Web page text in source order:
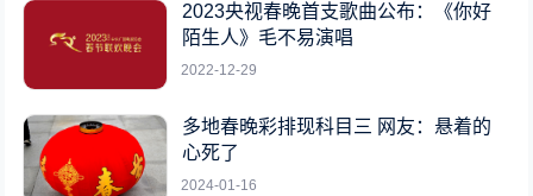
2023央视春晚首支歌曲公布：《你好
陌生人》毛不易演唱
2022-12-29
多地春晚彩排现科目三 网友：悬着的
心死了
2024-01-16